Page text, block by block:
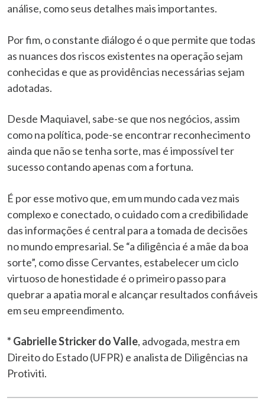
análise, como seus detalhes mais importantes.
Por fim, o constante diálogo é o que permite que todas
as nuances dos riscos existentes na operação sejam
conhecidas e que as providências necessárias sejam
adotadas.
Desde Maquiavel, sabe-se que nos negócios, assim
como na política, pode-se encontrar reconhecimento
ainda que não se tenha sorte, mas é impossível ter
sucesso contando apenas com a fortuna.
É por esse motivo que, em um mundo cada vez mais
complexo e conectado, o cuidado com a credibilidade
das informações é central para a tomada de decisões
no mundo empresarial. Se “a diligência é a mãe da boa
sorte”, como disse Cervantes, estabelecer um ciclo
virtuoso de honestidade é o primeiro passo para
quebrar a apatia moral e alcançar resultados confiáveis
em seu empreendimento.
* Gabrielle Stricker do Valle, advogada, mestra em
Direito do Estado (UFPR) e analista de Diligências na
Protiviti.